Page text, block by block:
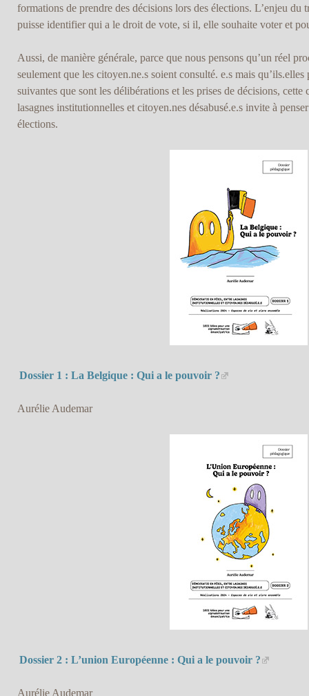
formations de prendre des décisions lors des élections. L’enjeu du
puisse identifier qui a le droit de vote, si il, elle souhaite voter et
Aussi, de manière générale, parce que nous pensons qu’un réel
seulement que les citoyen.ne.s soient consulté. e.s mais
suivantes que sont les délibérations et les prises de décisions,
lasagnes institutionnelles et citoyen.nes désabusé.e.s invite à
élections.
Dossier 1 : La Belgique : Qui a le pouvoir ?
Aurélie Audemar
Dossier 2 : L’union Européenne : Qui a le pouvoir ?
Aurélie Audemar